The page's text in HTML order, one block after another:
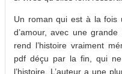
Un roman qui est à la fois
d’amour, avec une
rend l’histoire vraiment
pdf déçu par la fin, qui
l’histoire. L’auteur a une